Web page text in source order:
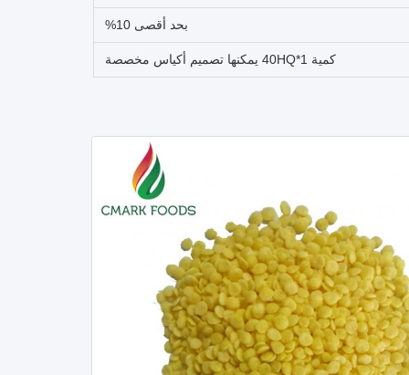
بحد أقصى 10%
كمية 1*40HQ يمكنها تصميم أكياس مخصصة